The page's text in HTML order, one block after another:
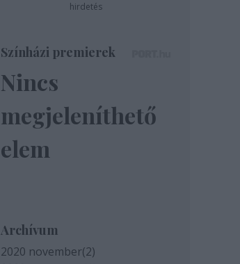
hirdetés
Színházi premierek
Nincs
megjeleníthető
elem
Archívum
2020 november(2)